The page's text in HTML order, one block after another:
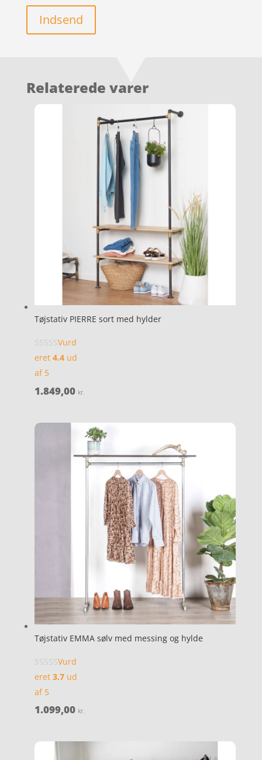
Indsend
Relaterede varer
Tøjstativ PIERRE sort med hylder
Vurd
eret 4.4ud
af 5
1.849,00 kr.
Tøjstativ EMMA sølv med messing og hylde
Vurd
eret 3.7ud
af 5
1.099,00 kr.